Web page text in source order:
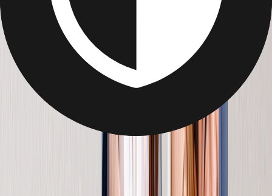
L'Ardesia Fotografica: Il Regalo per la Suocera
Una lastra fotografica è il regalo perfetto per la festa della mamma
per la roccia della tua vita.
Da
Le Piastrelle Foto: Regalo per Suocera
Regala alla mamma una galleria domestica in continua evoluzione
con piastrelle fotografiche. Facile da attaccare, rimuovere e
Recensioni dei Clienti